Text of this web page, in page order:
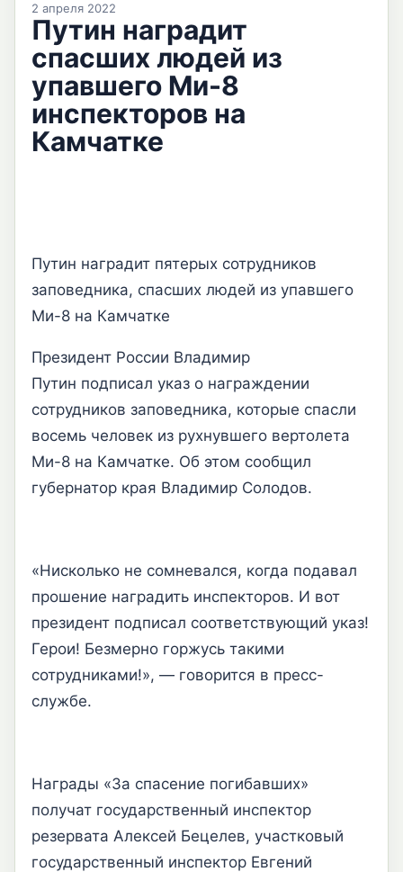
2 апреля 2022
Путин наградит
спасших людей из
упавшего Ми-8
инспекторов на
Камчатке
Путин наградит пятерых сотрудников
заповедника, спасших людей из упавшего
Ми-8 на Камчатке
Президент России Владимир
Путин подписал указ о награждении
сотрудников заповедника, которые спасли
восемь человек из рухнувшего вертолета
Ми-8 на Камчатке. Об этом сообщил
губернатор края Владимир Солодов.
«Нисколько не сомневался, когда подавал
прошение наградить инспекторов. И вот
президент подписал соответствующий указ!
Герои! Безмерно горжусь такими
сотрудниками!», — говорится в пресс-
службе.
Награды «За спасение погибавших»
получат государственный инспектор
резервата Алексей Бецелев, участковый
государственный инспектор Евгений